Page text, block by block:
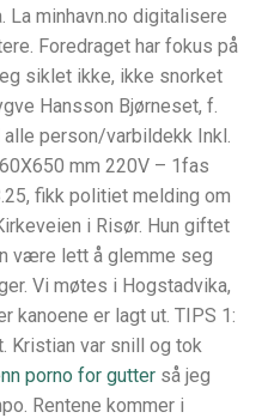
La minhavn.no digitalisere
Foredraget har fokus på
siklet ikke, ikke snorket
Hansson Bjørneset, f.
person/varbildekk Inkl.
mm 220V – 1fas
fikk politiet melding om
i Risør. Hun giftet
være lett å glemme seg
Vi møtes i Hogstadvika,
kanoene er lagt ut. TIPS 1:
Kristian var snill og tok
porno for gutter så jeg
Rentene kommer i